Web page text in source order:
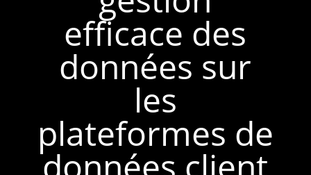
efficace des
données sur
les
plateformes de